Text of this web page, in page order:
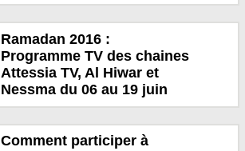
Ramadan 2016 :
Programme TV des chaines
Attessia TV, Al Hiwar et
Nessma du 06 au 19 juin
Comment participer à